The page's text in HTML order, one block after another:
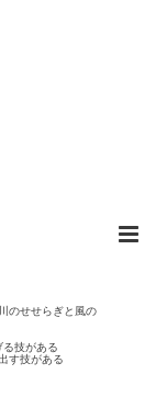
のせせらぎと風の
る技がある
す技がある